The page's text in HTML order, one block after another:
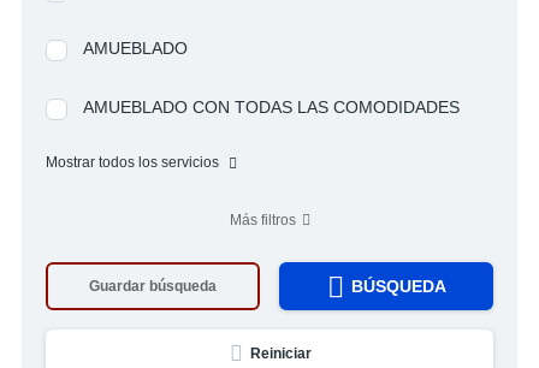
AMUEBLADO
AMUEBLADO CON TODAS LAS COMODIDADES
Mostrar todos los servicios
Más filtros
Guardar búsqueda BÚSQUEDA
Reiniciar